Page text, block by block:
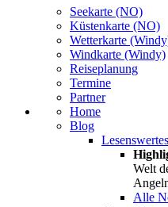
Seekarte (NO)
Küstenkarte (NO)
Wetterkarte
Windkarte (Windy)
Reiseplanung
Termine
Partner
Home
Blog
Lesenswertes
Welt
Alle